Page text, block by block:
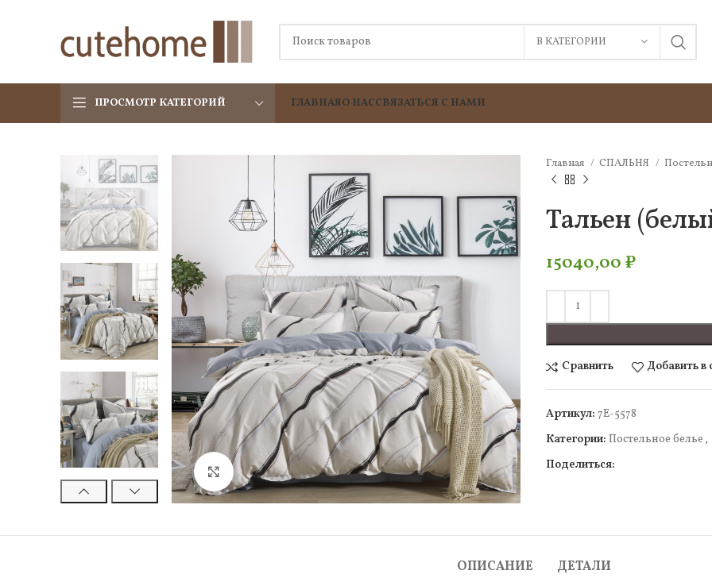
В КАТЕГОРИИ
ПРОСМОТР КАТЕГОРИЙ ГЛАВНАЯО НАССВЯЗАТЬСЯ С НАМИ
Нажмите, чтобы увеличить
Главная СПАЛЬНЯ
Тальен
15040,00₽
Сравнить Добавить в
Артикул: 7Е-5578
Категории: Постельное белье ,
Поделиться:
ОПИСАНИЕ ДЕТАЛИ